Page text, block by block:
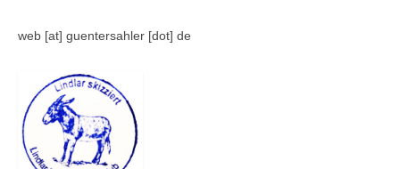
web [at] guentersahler [dot] de